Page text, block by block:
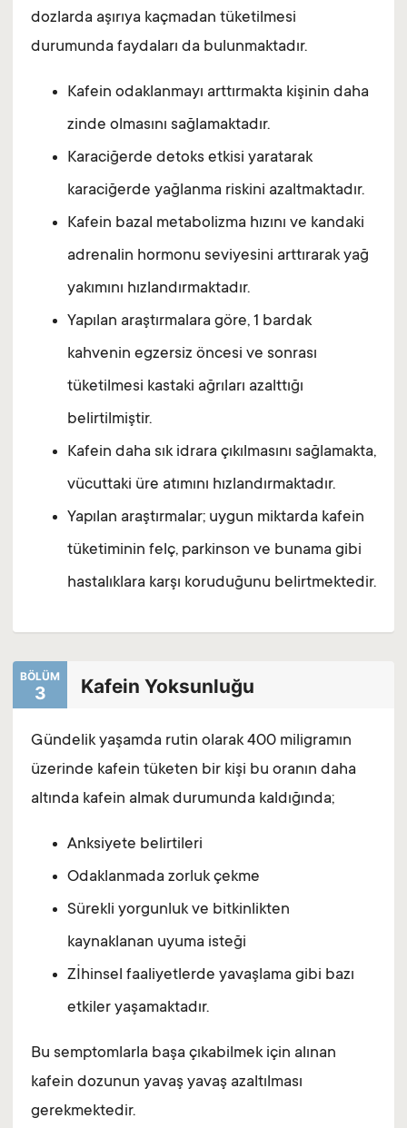
dozlarda aşırıya kaçmadan tüketilmesi
durumunda faydaları da bulunmaktadır.
Kafein odaklanmayı arttırmakta kişinin daha
zinde olmasını sağlamaktadır.
Karaciğerde detoks etkisi yaratarak
karaciğerde yağlanma riskini azaltmaktadır.
Kafein bazal metabolizma hızını ve kandaki
adrenalin hormonu seviyesini arttırarak yağ
yakımını hızlandırmaktadır.
Yapılan araştırmalara göre, 1 bardak
kahvenin egzersiz öncesi ve sonrası
tüketilmesi kastaki ağrıları azalttığı
belirtilmiştir.
Kafein daha sık idrara çıkılmasını sağlamakta,
vücuttaki üre atımını hızlandırmaktadır.
Yapılan araştırmalar; uygun miktarda kafein
tüketiminin felç, parkinson ve bunama gibi
hastalıklara karşı koruduğunu belirtmektedir.
BÖLÜM
3 Kafein Yoksunluğu
Gündelik yaşamda rutin olarak 400 miligramın
üzerinde kafein tüketen bir kişi bu oranın daha
altında kafein almak durumunda kaldığında;
Anksiyete belirtileri
Odaklanmada zorluk çekme
Sürekli yorgunluk ve bitkinlikten
kaynaklanan uyuma isteği
Zİhinsel faaliyetlerde yavaşlama gibi bazı
etkiler yaşamaktadır.
Bu semptomlarla başa çıkabilmek için alınan
kafein dozunun yavaş yavaş azaltılması
gerekmektedir.